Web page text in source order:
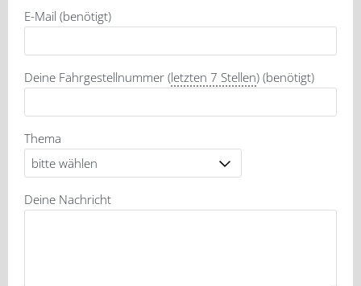
E-Mail (benötigt)
Deine Fahrgestellnummer (letzten 7 Stellen) (benötigt)
Thema
Deine Nachricht